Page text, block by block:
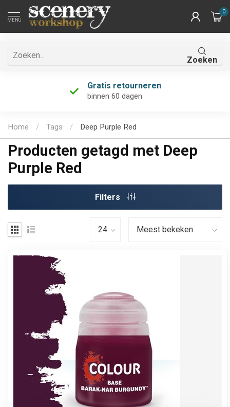
MENU
0
Zoeken
Gratis retourneren
binnen 60 dagen
Home / Tags / Deep Purple Red
Producten getagd met Deep
Purple Red
Filters